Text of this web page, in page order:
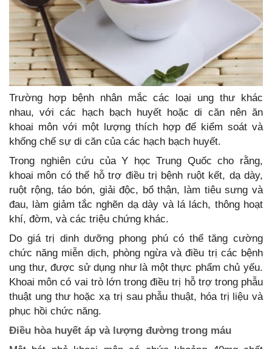
Trường hợp bệnh nhân mắc các loại ung thư khác
nhau, với các hạch bạch huyết hoặc di căn nên ăn
khoai môn với một lượng thích hợp để kiểm soát và
khống chế sự di căn của các hạch bạch huyết.
Trong nghiên cứu của Y học Trung Quốc cho rằng,
khoai môn có thể hỗ trợ điều trị bệnh ruột kết, dạ dày,
ruột rộng, táo bón, giải độc, bổ thận, làm tiêu sưng và
đau, làm giảm tắc nghẽn dạ dày và lá lách, thông hoạt
khí, đờm, và các triệu chứng khác.
Do giá trị dinh dưỡng phong phú có thể tăng cường
chức năng miễn dịch, phòng ngừa và điều trị các bệnh
ung thư, được sử dụng như là một thực phẩm chủ yếu.
Khoai môn có vai trò lớn trong điều trị hỗ trợ trong phẫu
thuật ung thư hoặc xạ trị sau phẫu thuật, hóa trị liệu và
phục hồi chức năng.
Điều hòa huyết áp và lượng đường trong máu